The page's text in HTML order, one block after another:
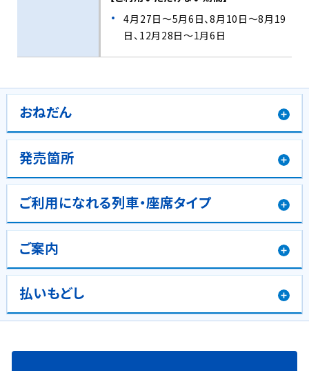
4月27日～5月6日、8月10日～8月19
日、12月28日～1月6日
おねだん
発売箇所
ご利用になれる列車・座席タイプ
ご案内
払いもどし